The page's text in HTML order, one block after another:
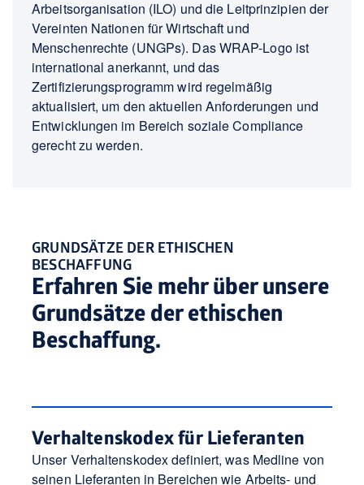
Arbeitsorganisation (ILO) und die Leitprinzipien der
Vereinten Nationen für Wirtschaft und
Menschenrechte (UNGPs). Das WRAP-Logo ist
international anerkannt, und das
Zertifizierungsprogramm wird regelmäßig
aktualisiert, um den aktuellen Anforderungen und
Entwicklungen im Bereich soziale Compliance
gerecht zu werden.
GRUNDSÄTZE DER ETHISCHEN
BESCHAFFUNG
Erfahren Sie mehr über unsere
Grundsätze der ethischen
Beschaffung.
Verhaltenskodex für Lieferanten
Unser Verhaltenskodex definiert, was Medline von
seinen Lieferanten in Bereichen wie Arbeits- und